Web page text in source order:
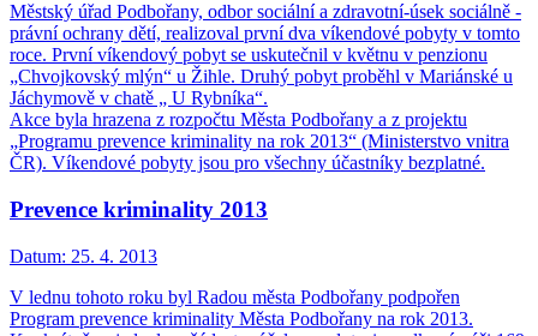
Městský úřad Podbořany, odbor sociální a zdravotní-úsek sociálně -
právní ochrany dětí, realizoval první dva víkendové pobyty v tomto
roce. První víkendový pobyt se uskutečnil v květnu v penzionu
„Chvojkovský mlýn“ u Žihle. Druhý pobyt proběhl v Mariánské u
Jáchymově v chatě „ U Rybníka“.
Akce byla hrazena z rozpočtu Města Podbořany a z projektu
„Programu prevence kriminality na rok 2013“ (Ministerstvo vnitra
ČR). Víkendové pobyty jsou pro všechny účastníky bezplatné.
Prevence kriminality 2013
Datum: 25. 4. 2013
V lednu tohoto roku byl Radou města Podbořany podpořen
Program prevence kriminality Města Podbořany na rok 2013.